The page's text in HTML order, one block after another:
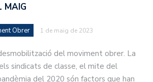
MAIG
Obrer 1 de maig de 2023
del moviment obrer. La
sindicats de classe, el mite del
del 2020 són factors que han